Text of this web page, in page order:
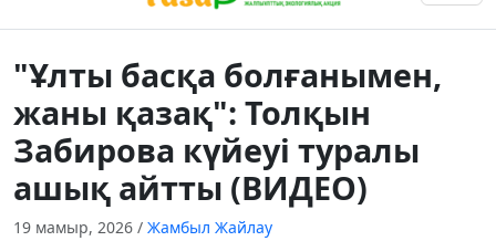
"Ұлты басқа болғанымен,
жаны қазақ": Толқын
Забирова күйеуі туралы
ашық айтты (ВИДЕО)
19 мамыр, 2026 / Жамбыл Жайлау